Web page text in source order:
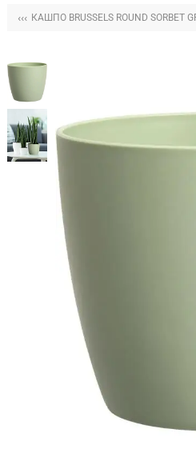
‹‹‹ КАШПО BRUSSELS ROUND SORBET